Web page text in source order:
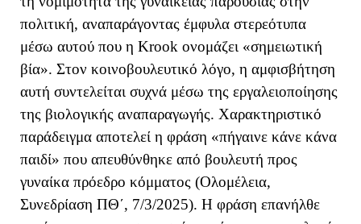
πολιτική, αναπαράγοντας έμφυλα στερεότυπα
μέσω αυτού που η Krook ονομάζει «σημειωτική
βία». Στον κοινοβουλευτικό λόγο, η αμφισβήτηση
αυτή συντελείται συχνά μέσω της εργαλειοποίησης
της βιολογικής αναπαραγωγής. Χαρακτηριστικό
παράδειγμα αποτελεί η φράση «πήγαινε κάνε κάνα
παιδί» που απευθύνθηκε από βουλευτή προς
γυναίκα πρόεδρο κόμματος (Ολομέλεια,
Συνεδρίαση ΠΘ΄, 7/3/2025). Η φράση επανήλθε